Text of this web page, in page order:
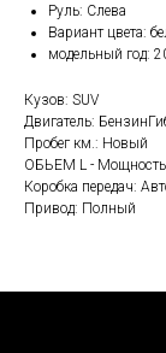
Руль: Слева
Вариант цвета:
модельный год:
Кузов: SUV
Двигатель:
Пробег км.: Новый
ОБЬЕМ L - Мощность
Коробка передач:
Привод: Полный